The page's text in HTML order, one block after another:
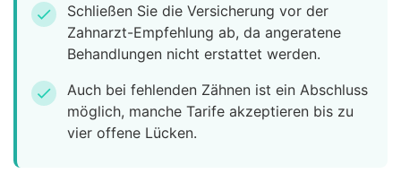
check
Schließen Sie die Versicherung vor der
Zahnarzt-Empfehlung ab, da angeratene
Behandlungen nicht erstattet werden.
check
Auch bei fehlenden Zähnen ist ein Abschluss
möglich, manche Tarife akzeptieren bis zu
vier offene Lücken.